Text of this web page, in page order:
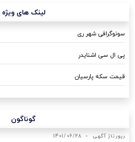
لینک های ویژه
سونوگرافی شهر ری
پی ال سی اشنایدر
قیمت سکه پارسیان
گوناگون
رپورتاژ آگهی •
1401/06/28